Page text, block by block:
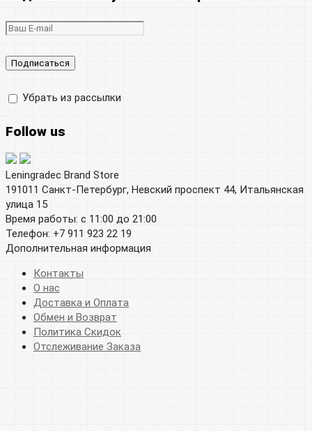
Убрать из рассылки
Follow us
Leningradec Brand Store
191011 Санкт-Петербург, Невский проспект 44, Итальянская
улица 15
Время работы: с 11:00 до 21:00
Телефон: +7 911 923 22 19
Дополнительная информация
Контакты
О нас
Доставка и Оплата
Обмен и Возврат
Политика Скидок
Отслеживание Заказа